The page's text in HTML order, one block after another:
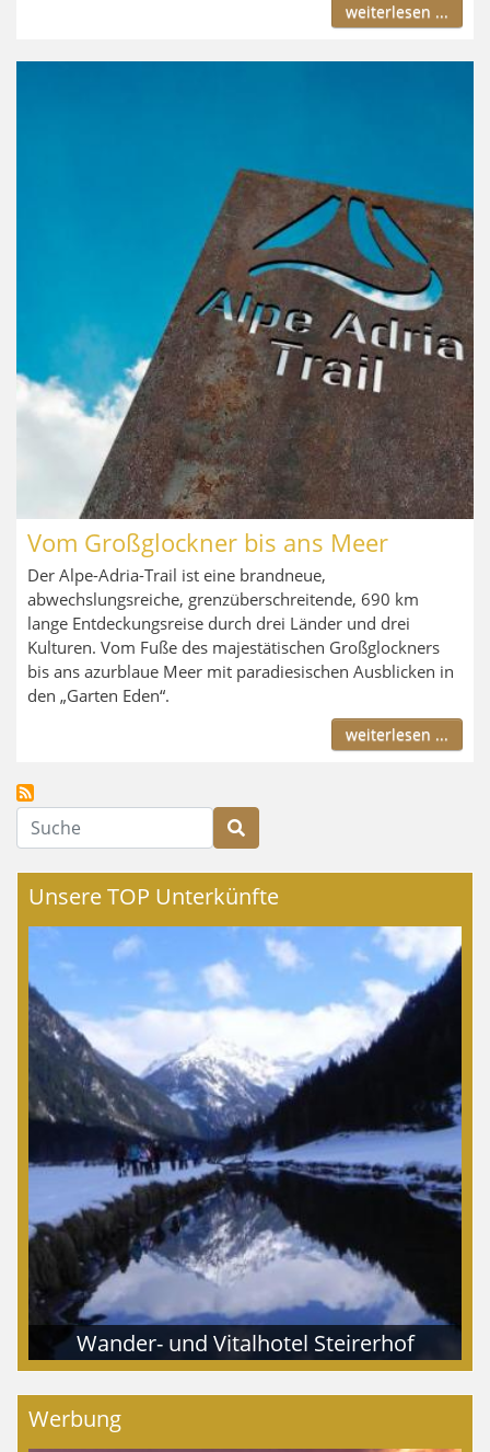
weiterlesen ...
Vom Großglockner bis ans Meer
Der Alpe-Adria-Trail ist eine brandneue,
abwechslungsreiche, grenzüberschreitende, 690 km
lange Entdeckungsreise durch drei Länder und drei
Kulturen. Vom Fuße des majestätischen Großglockners
bis ans azurblaue Meer mit paradiesischen Ausblicken in
den „Garten Eden“.
weiterlesen ...
Suche
Unsere TOP Unterkünfte
Wander- und Vitalhotel Steirerhof
Werbung